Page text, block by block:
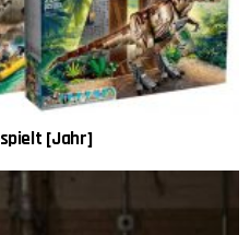
spielt [Jahr]